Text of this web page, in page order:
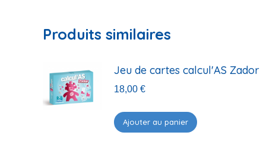
Produits similaires
Jeu de cartes calcul'AS Zador
18,00 €
Ajouter au panier